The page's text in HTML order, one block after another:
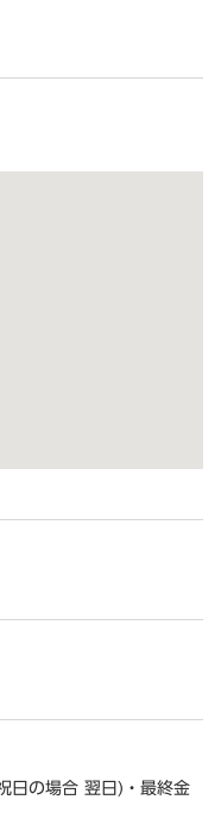
日の場合 翌日)・最終金